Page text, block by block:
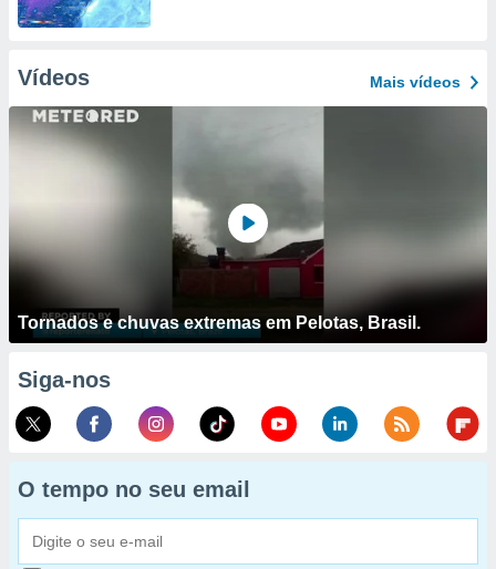
Vídeos Mais vídeos
Tornados e chuvas extremas em Pelotas, Brasil.
Siga-nos
O tempo no seu email